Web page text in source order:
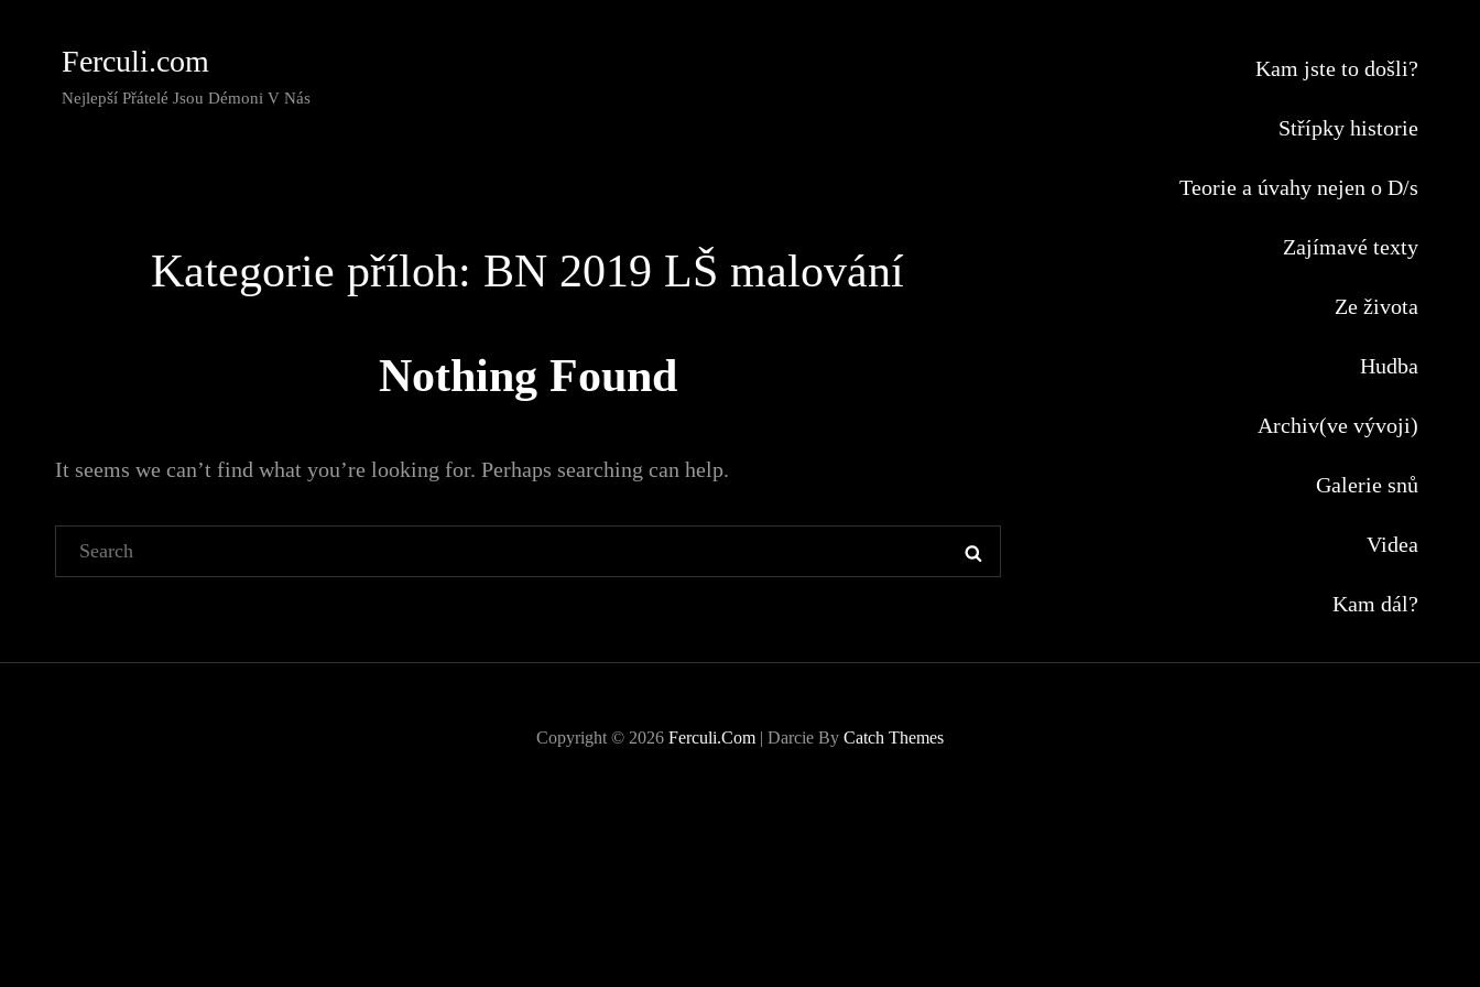
Ferculi.com
Nejlepší Přátelé Jsou Démoni V Nás
Kam jste to došli?
Střípky historie
Teorie a úvahy nejen o D/s
Zajímavé texty
Ze života
Hudba
Archiv(ve vývoji)
Galerie snů
Videa
Kam dál?
Kategorie příloh: BN 2019 LŠ malování
Nothing Found
It seems we can’t find what you’re looking for. Perhaps searching can help.
Search
for:
Copyright © 2026 Ferculi.com | Darcie By Catch Themes